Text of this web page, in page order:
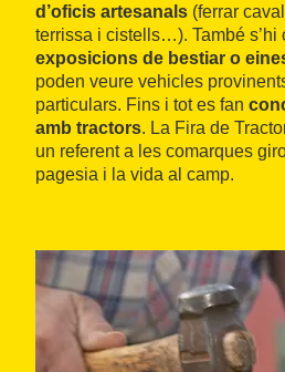
d’oficis artesanals (ferrar
terrissa i cistells…). També s’hi
exposicions de bestiar o
poden veure vehicles
particulars. Fins i tot es fan
amb tractors. La Fira de
un referent a les comarques
pagesia i la vida al camp.